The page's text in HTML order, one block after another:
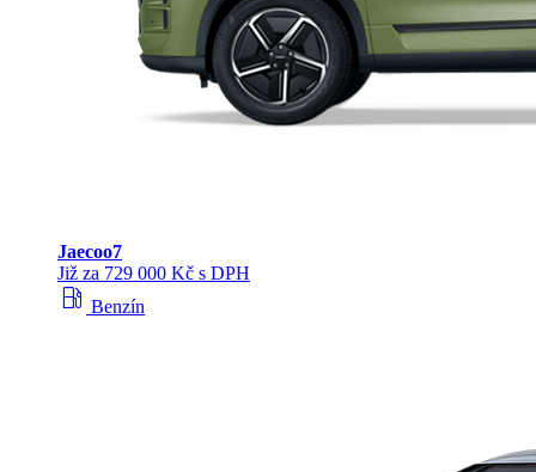
Jaecoo7
Již za 729 000 Kč s DPH
local_gas_station Benzín